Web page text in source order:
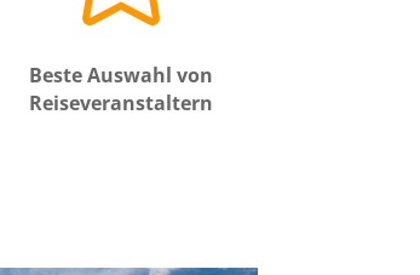
Beste Auswahl von
Reiseveranstaltern